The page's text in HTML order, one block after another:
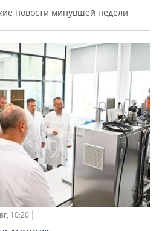
новости минувшей недели
10:20